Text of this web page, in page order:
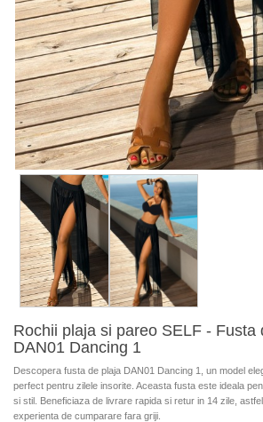
Rochii plaja si pareo SELF - Fusta
DAN01 Dancing 1
Descopera fusta de plaja DAN01 Dancing 1, un model
perfect pentru zilele insorite. Aceasta fusta este ideala
si stil. Beneficiaza de livrare rapida si retur in 14 zile,
experienta de cumparare fara griji.